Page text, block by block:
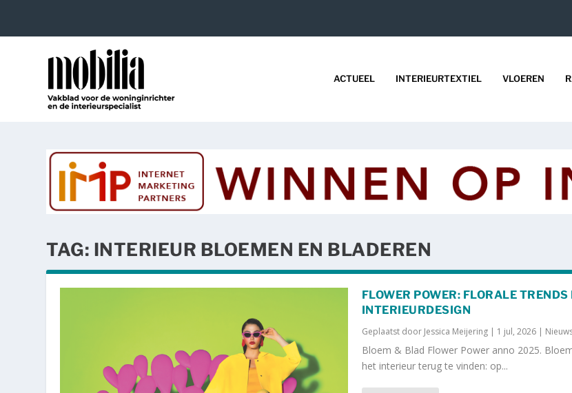
ACTUEEL INTERIEURTEXTIEL VLOEREN
TAG: INTERIEUR BLOEMEN EN BLADEREN
FLOWER POWER: FLORALE TRENDS
INTERIEURDESIGN
Geplaatst door Jessica Meijering| 1 jul, 2026|
Bloem & Blad Flower Power anno 2025.
het interieur terug te vinden: op...